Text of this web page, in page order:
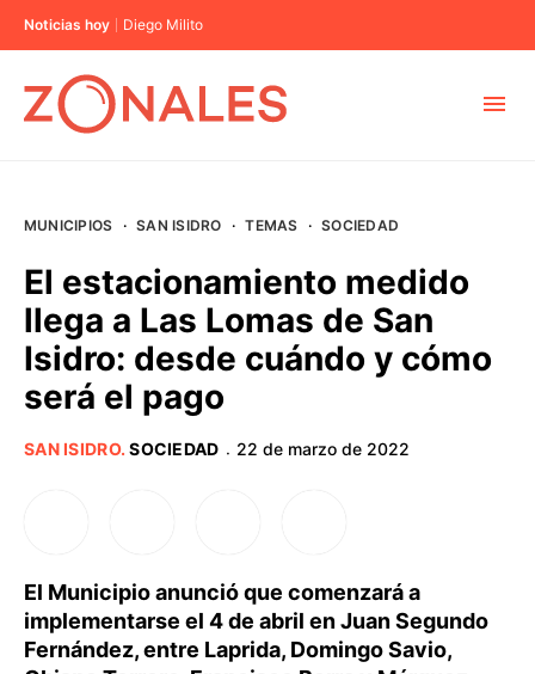
Noticias hoy Diego Milito
BUENOS AIRES
PROVINCIAS
MUNICIPIOS · SAN ISIDRO · TEMAS · SOCIEDAD
El estacionamiento medido
llega a Las Lomas de San
Isidro: desde cuándo y cómo
será el pago
SAN ISIDRO.SOCIEDAD · 22 de marzo de 2022
El Municipio anunció que comenzará a
implementarse el 4 de abril en Juan Segundo
Fernández, entre Laprida, Domingo Savio,